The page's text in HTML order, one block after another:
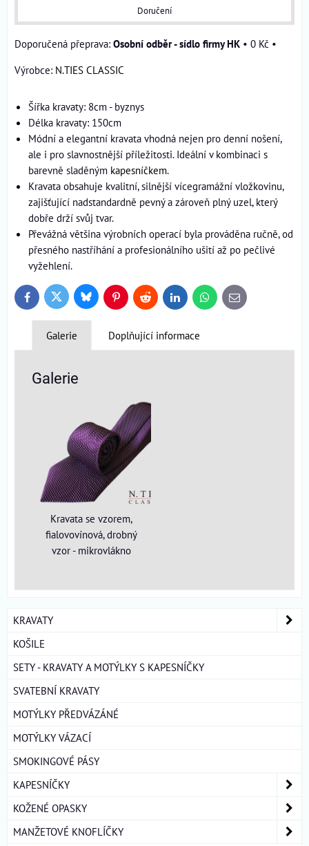
Doručení
Osobní odběr - sídlo firmy HK • 0 Kč •
Výrobce: N.TIES CLASSIC
Šířka kravaty: 8cm - byznys
Délka kravaty: 150cm
Módní a elegantní kravata vhodná nejen pro denní nošení,
ale i pro slavnostnější příležitosti. Ideální v kombinaci s
barevně sladěným kapesníčkem.
Kravata obsahuje kvalitní, silnější vícegramážní vložkovinu,
zajišťující nadstandardně pevný a zároveň plný uzel, který
dobře drží svůj tvar.
Převážná většina výrobních operací byla prováděna ručně, od
přesného nastříhání a profesionálního ušití až po pečlivé
vyžehlení.
FacebookTwitter BlueskyPinterestReddit LinkedInWhatsApp
E-
mail
Galerie Doplňující informace
Galerie
Kravata se vzorem,
fialovovínová, drobný
vzor - mikrovlákno
KRAVATY
KOŠILE
SETY - KRAVATY A MOTÝLKY S KAPESNÍČKY
SVATEBNÍ KRAVATY
MOTÝLKY PŘEDVÁZÁNÉ
MOTÝLKY VÁZACÍ
SMOKINGOVÉ PÁSY
KAPESNÍČKY
KOŽENÉ OPASKY
MANŽETOVÉ KNOFLÍČKY